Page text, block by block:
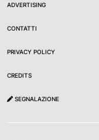
ADVERTISING
CONTATTI
PRIVACY POLICY
CREDITS
SEGNALAZIONE